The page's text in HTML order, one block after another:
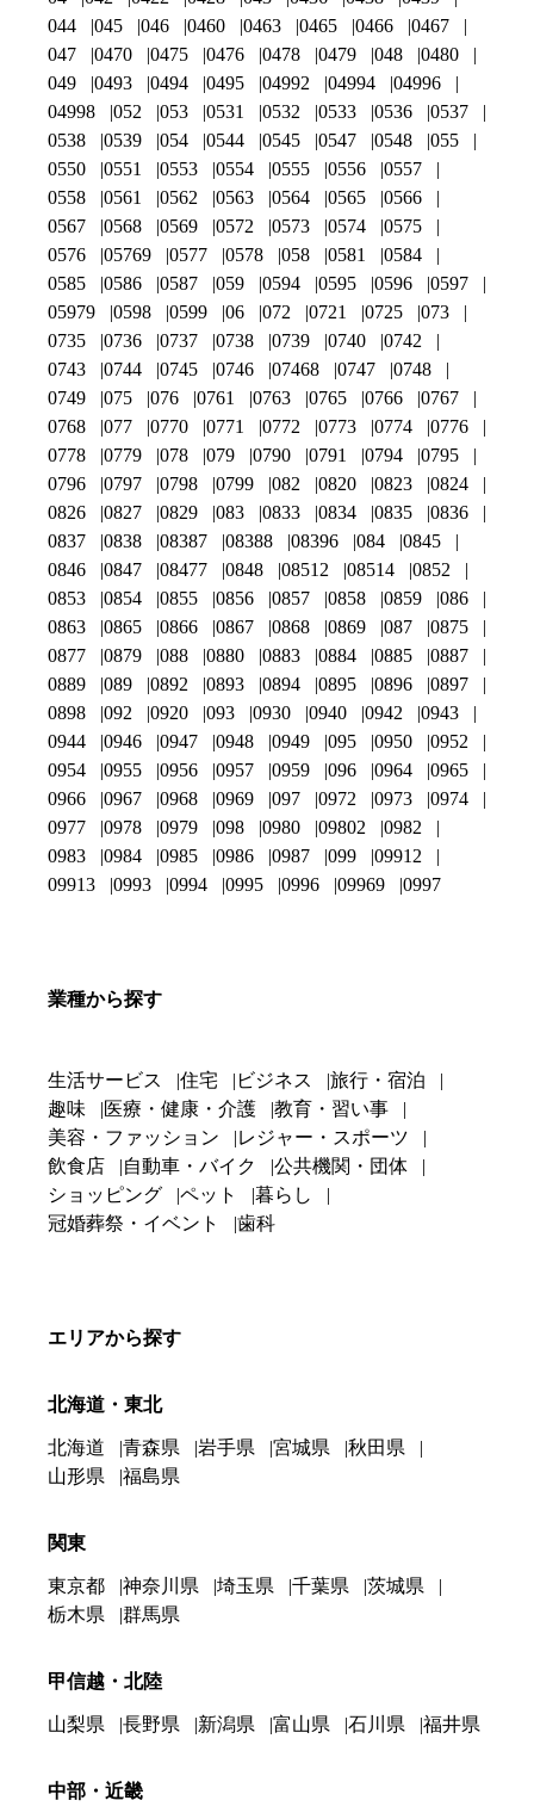
044
045 046 0460 0463 0465 0466
0467
047
0470 0475 0476 0478 0479 048
0480
049
0493 0494 0495 04992 04994
04996
04998
052 053 0531 0532 0533 0536
0537
0538
0539 054 0544 0545 0547 0548
055
0550
0551 0553 0554 0555 0556
0557
0558
0561 0562 0563 0564 0565
0566
0567
0568 0569 0572 0573 0574
0575
0576
05769 0577 0578 058 0581
0584
0585
0586 0587 059 0594 0595 0596
0597
05979
0598 0599 06 072 0721 0725
073
0735
0736 0737 0738 0739 0740
0742
0743
0744 0745 0746 07468 0747
0748
0749
075 076 0761 0763 0765 0766
0767
0768
077 0770 0771 0772 0773 0774
0776
0778
0779 078 079 0790 0791 0794
0795
0796
0797 0798 0799 082 0820 0823
0824
0826
0827 0829 083 0833 0834 0835
0836
0837
0838 08387 08388 08396 084
0845
0846
0847 08477 0848 08512 08514
0852
0853
0854 0855 0856 0857 0858 0859
086
0863
0865 0866 0867 0868 0869 087
0875
0877
0879 088 0880 0883 0884 0885
0887
0889
089 0892 0893 0894 0895 0896
0897
0898
092 0920 093 0930 0940 0942
0943
0944
0946 0947 0948 0949 095 0950
0952
0954
0955 0956 0957 0959 096 0964
0965
0966
0967 0968 0969 097 0972 0973
0974
0977
0978 0979 098 0980 09802
0982
0983
0984 0985 0986 0987 099
09912
09913
0993 0994 0995 0996 09969 0997
業種から探す
生活サービス 住宅 ビジネス
旅行・宿泊
趣味
医療・健康・介護
教育・習い事
美容・ファッション
レジャー・スポーツ
飲食店
自動車・バイク
公共機関・団体
ショッピング
ペット
暮らし
冠婚葬祭・イベント
歯科
エリアから探す
北海道・東北
北海道 青森県 岩手県 宮城県
秋田県
山形県
福島県
関東
東京都 神奈川県 埼玉県 千葉県
茨城県
栃木県
群馬県
甲信越・北陸
山梨県 長野県 新潟県 富山県 石川県 福井県
中部・近畿